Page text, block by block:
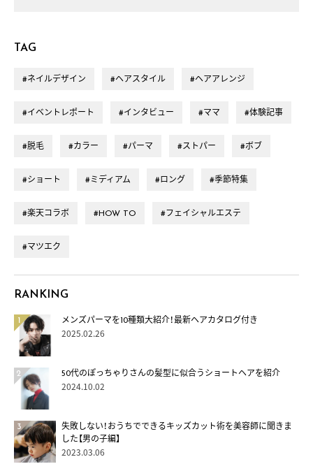
TAG
#ネイルデザイン #ヘアスタイル #ヘアアレンジ
#イベントレポート #インタビュー #ママ #体験記事
#脱毛 #カラー #パーマ #ストパー #ボブ
#ショート #ミディアム #ロング #季節特集
#楽天コラボ #HOW TO #フェイシャルエステ
#マツエク
RANKING
メンズパーマを10種類大紹介！最新ヘアカタログ付き
2025.02.26
50代のぽっちゃりさんの髪型に似合うショートヘアを紹介
2024.10.02
失敗しない！おうちでできるキッズカット術を美容師に聞きま
した【男の子編】
2023.03.06